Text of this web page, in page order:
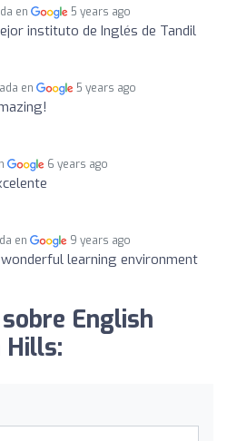
en 5 years ago
instituto de Inglés de Tandil
en 5 years ago
6 years ago
en 9 years ago
learning environment
English
Hills: